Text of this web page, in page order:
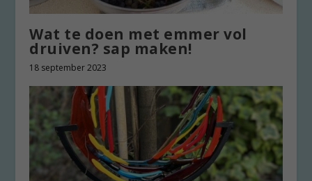
Wat te doen met emmer vol
druiven? sap maken!
18 september 2023